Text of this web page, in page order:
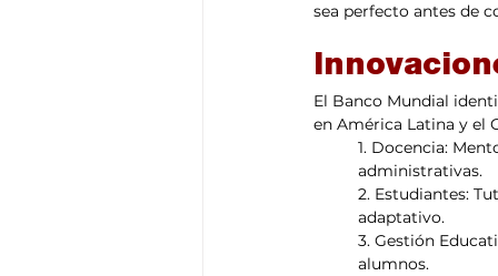
sea perfecto antes de
El Banco Mundial
en América Latina y el
1. Docencia:
administrativas.
2. Estudiantes:
adaptativo.
3. Gestión
alumnos.